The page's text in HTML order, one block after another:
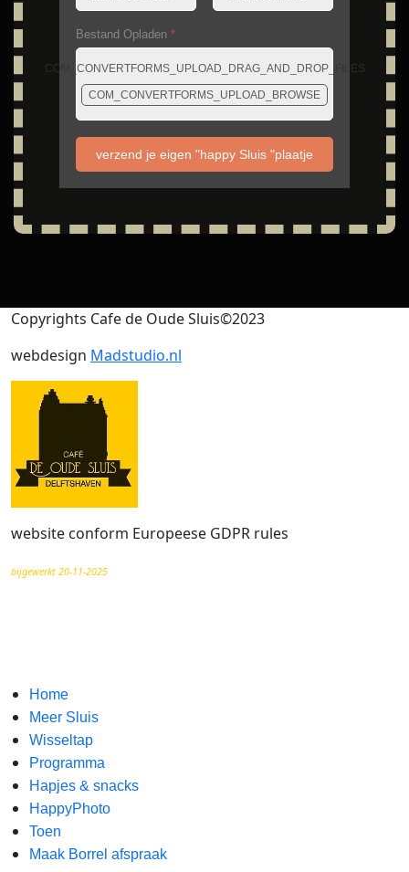
Bestand Opladen *
COM_CONVERTFORMS_UPLOAD_DRAG_AND_DROP_FILES
COM_CONVERTFORMS_UPLOAD_BROWSE
verzend je eigen "happy Sluis "plaatje
Copyrights Cafe de Oude Sluis©2023
webdesign Madstudio.nl
website conform Europeese GDPR rules
bijgewerkt 20-11-2025
Home
Meer Sluis
Wisseltap
Programma
Hapjes & snacks
HappyPhoto
Toen
Maak Borrel afspraak